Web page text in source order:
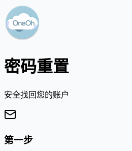
密码重置
安全找回您的账户
第一步